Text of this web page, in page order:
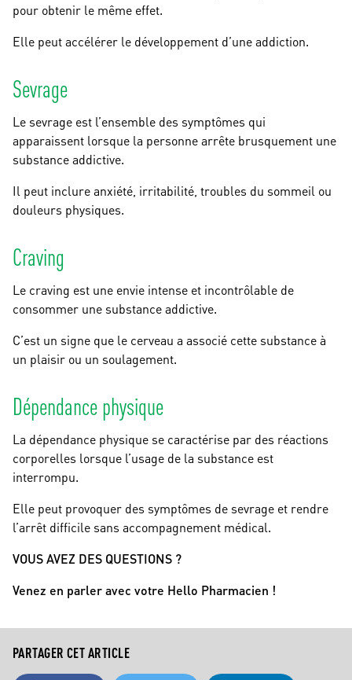
pour obtenir le même effet.
Elle peut accélérer le développement d’une addiction.
Sevrage
Le sevrage est l’ensemble des symptômes qui
apparaissent lorsque la personne arrête brusquement une
substance addictive.
Il peut inclure anxiété, irritabilité, troubles du sommeil ou
douleurs physiques.
Craving
Le craving est une envie intense et incontrôlable de
consommer une substance addictive.
C’est un signe que le cerveau a associé cette substance à
un plaisir ou un soulagement.
Dépendance physique
La dépendance physique se caractérise par des réactions
corporelles lorsque l’usage de la substance est
interrompu.
Elle peut provoquer des symptômes de sevrage et rendre
l’arrêt difficile sans accompagnement médical.
VOUS AVEZ DES QUESTIONS ?
Venez en parler avec votre Hello Pharmacien !
PARTAGER CET ARTICLE